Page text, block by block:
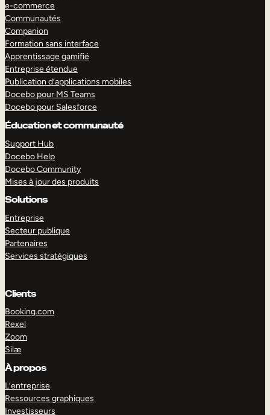
e-commerce
Communautés
Companion
Formation sans interface
Apprentissage gamifié
Entreprise étendue
Publication d’applications mobiles
Docebo pour MS Teams
Docebo pour Salesforce
Éducation et communauté
Support Hub
Docebo Help
Docebo Community
Mises à jour des produits
Solutions
Entreprise
Secteur publique
Partenaires
Services stratégiques
Clients
Booking.com
Rexel
Zoom
Silæ
À propos
L’entreprise
Ressources graphiques
Investisseurs